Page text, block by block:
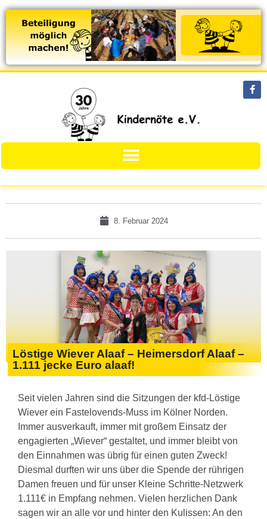
8. Februar 2024
Löstige Wiever Alaaf – Heimersdorf Alaaf –
1.111 jecke Euro alaaf!
Seit vielen Jahren sind die Sitzungen der kfd-Löstige
Wiever ein Fastelovends-Muss im Kölner Norden.
Immer ausverkauft, immer mit großem Einsatz der
engagierten „Wiever“ gestaltet, und immer bleibt von
den Einnahmen was übrig für einen guten Zweck!
Diesmal durften wir uns über die Spende der rührigen
Damen freuen und für unser Kleine Schritte-Netzwerk
1.111€ in Empfang nehmen. Vielen herzlichen Dank
sagen wir an alle vor und hinter den Kulissen: An den